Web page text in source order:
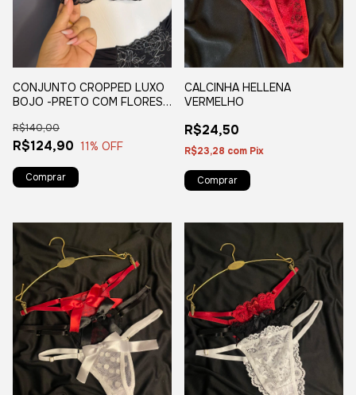
CONJUNTO CROPPED LUXO
BOJO -PRETO COM FLORES
R$124,90
R$140,00
11% OFF
Comprar
CALCINHA HELLENA
VERMELHO
R$24,50
R$23,28 com Pix